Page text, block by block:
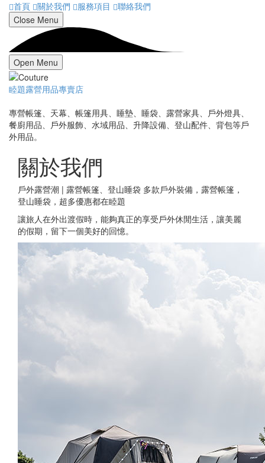
首頁 關於我們 服務項目
聯絡我們
Close Menu
Open Menu
睦題露營用品專賣店
專營帳篷、天幕、帳篷用具、睡墊、睡袋、露營家具、戶外燈具、
餐廚用品、戶外服飾、水域用品、升降設備、登山配件、背包等戶
外用品。
關於我們
戶外露營潮 | 露營帳篷、登山睡袋‎ 多款戶外裝備，露營帳篷，
登山睡袋，超多優惠都在睦題
讓旅人在外出渡假時，能夠真正的享受戶外休閒生活，讓美麗
的假期，留下一個美好的回憶。